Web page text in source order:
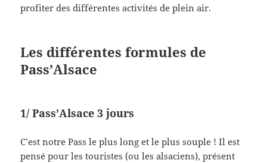
profiter des différentes activités de plein air.
Les différentes formules de
Pass’Alsace
1/ Pass’Alsace 3 jours
C’est notre Pass le plus long et le plus souple ! Il est
pensé pour les touristes (ou les alsaciens), présent